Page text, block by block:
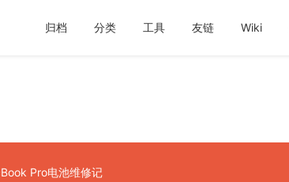
归档 分类 工具 友链 Wiki
Pro电池维修记